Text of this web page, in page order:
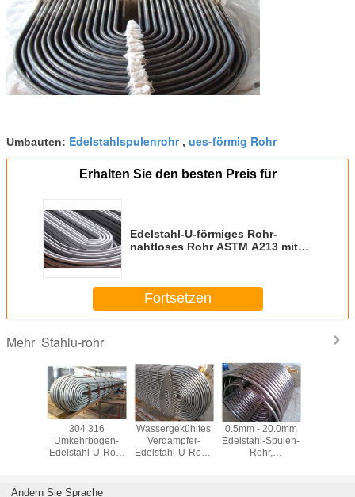
Umbauten: Edelstahlspulenrohr, ues-förmig Rohr
Erhalten Sie den besten Preis für
Edelstahl-U-förmiges Rohr-
nahtloses Rohr ASTM A213 mit
Fortsetzen
Mehr Stahlu-rohr
kaltbezogenes
304 316
Umkehrbogen-
Edelstahl-U-Rohr
ASTM A213
Wassergekühltes
Verdampfer-
Edelstahl-U-Rohr-
0.5mm - 20.0mm
Edelstahl-Spulen-
Rohr,
Ändern Sie Sprache